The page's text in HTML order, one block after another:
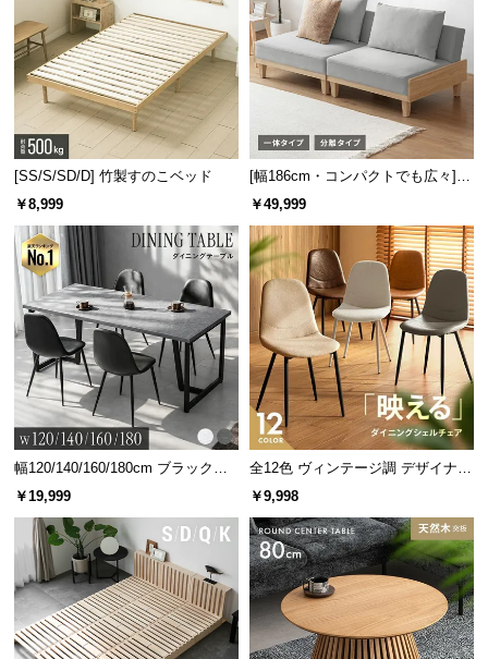
報
[SS/S/SD/D] 竹製すのこベッド
￥8,999
[幅186cm・コンパクトでも広々] 3
人掛けソファベッド リクライニン
￥49,999
幅120/140/160/180cm ブラックフ
レーム ダイニング 大理石調 4人掛
￥19,999
全12色 ヴィンテージ調 デザイナー
ズシェルチェア
￥9,998